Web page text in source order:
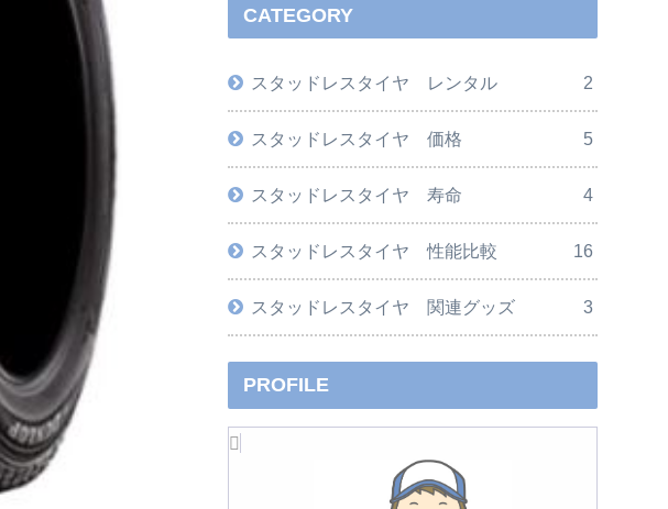
CATEGORY
スタッドレスタイヤ レンタル 2
スタッドレスタイヤ 価格 5
スタッドレスタイヤ 寿命 4
スタッドレスタイヤ 性能比較 16
スタッドレスタイヤ 関連グッズ 3
PROFILE